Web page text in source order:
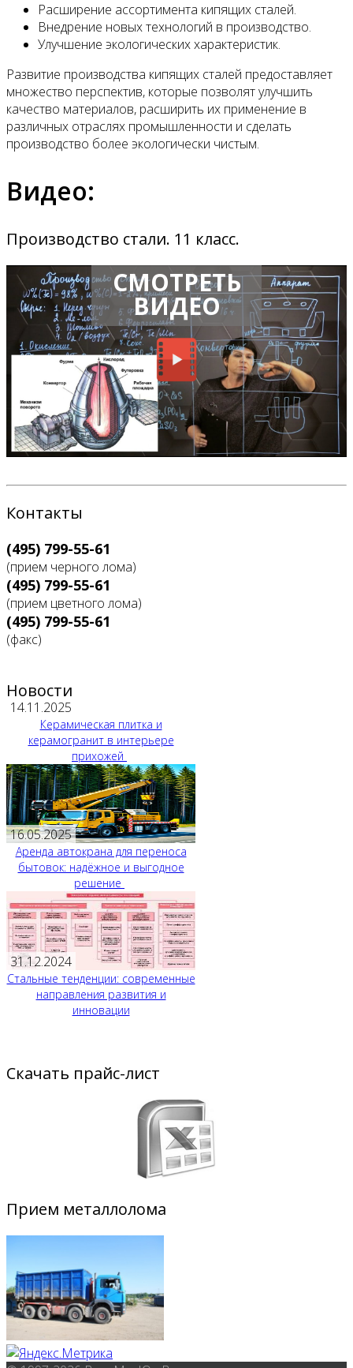
Расширение ассортимента кипящих сталей.
Внедрение новых технологий в производство.
Улучшение экологических характеристик.
Развитие производства кипящих сталей предоставляет
множество перспектив, которые позволят улучшить
качество материалов, расширить их применение в
различных отраслях промышленности и сделать
производство более экологически чистым.
Видео:
Производство стали. 11 класс.
СМОТРЕТЬ
ВИДЕО
Контакты
(495) 799-55-61
(прием черного лома)
(495) 799-55-61
(прием цветного лома)
(495) 799-55-61
(факс)
Новости
14.11.2025
Керамическая плитка и
керамогранит в интерьере
прихожей
16.05.2025
Аренда автокрана для переноса
бытовок: надёжное и выгодное
решение
31.12.2024
Стальные тенденции: современные
направления развития и
инновации
Скачать прайс-лист
Прием металлолома